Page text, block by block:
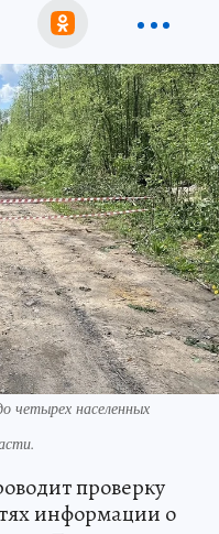
четырех населенных
проверку
информации о